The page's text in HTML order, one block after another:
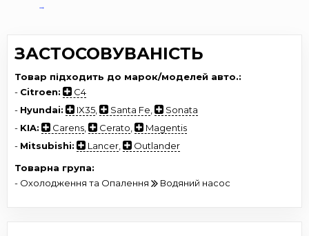
→
ЗАСТОСОВУВАНІСТЬ
Товар підходить до марок/моделей авто.:
- Citroen:
C4
- Hyundai: IX35 Santa Fe
Sonata
- KIA: Carens Cerato
Magentis
- Mitsubishi: Lancer
Outlander
Товарна група:
- Охолодження та Опалення
Водяний насос